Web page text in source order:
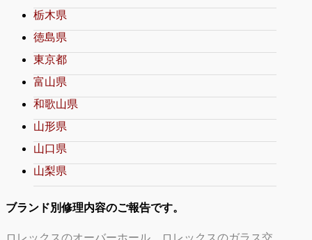
栃木県
徳島県
東京都
富山県
和歌山県
山形県
山口県
山梨県
ブランド別修理内容のご報告です。
ロレックスのオーバーホール ロレックスのガラス交